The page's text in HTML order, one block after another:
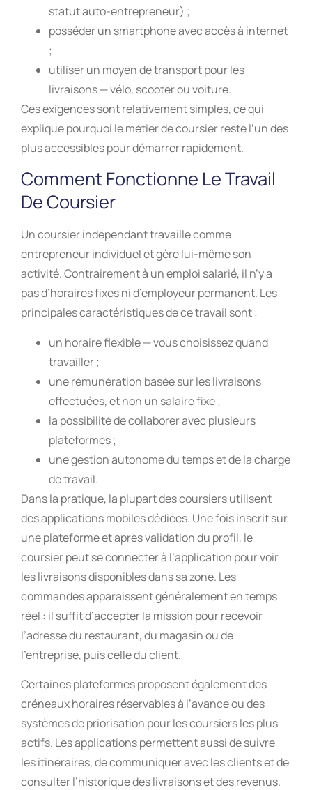
statut auto-entrepreneur) ;
posséder un smartphone avec accès à internet
;
utiliser un moyen de transport pour les
livraisons — vélo, scooter ou voiture.
Ces exigences sont relativement simples, ce qui
explique pourquoi le métier de coursier reste l’un des
plus accessibles pour démarrer rapidement.
Comment Fonctionne Le Travail
De Coursier
Un coursier indépendant travaille comme
entrepreneur individuel et gère lui-même son
activité. Contrairement à un emploi salarié, il n’y a
pas d’horaires fixes ni d’employeur permanent. Les
principales caractéristiques de ce travail sont :
un horaire flexible — vous choisissez quand
travailler ;
une rémunération basée sur les livraisons
effectuées, et non un salaire fixe ;
la possibilité de collaborer avec plusieurs
plateformes ;
une gestion autonome du temps et de la charge
de travail.
Dans la pratique, la plupart des coursiers utilisent
des applications mobiles dédiées. Une fois inscrit sur
une plateforme et après validation du profil, le
coursier peut se connecter à l’application pour voir
les livraisons disponibles dans sa zone. Les
commandes apparaissent généralement en temps
réel : il suffit d’accepter la mission pour recevoir
l’adresse du restaurant, du magasin ou de
l’entreprise, puis celle du client.
Certaines plateformes proposent également des
créneaux horaires réservables à l’avance ou des
systèmes de priorisation pour les coursiers les plus
actifs. Les applications permettent aussi de suivre
les itinéraires, de communiquer avec les clients et de
consulter l’historique des livraisons et des revenus.